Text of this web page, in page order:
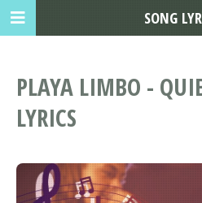
PLAYA LIMBO -
LYRICS
SONG